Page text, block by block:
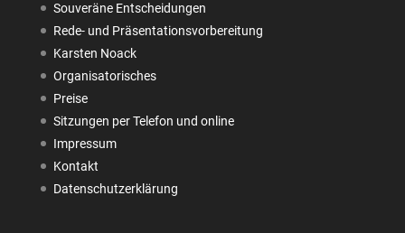
Souveräne Entscheidungen
Rede- und Präsentationsvorbereitung
Karsten Noack
Organisatorisches
Preise
Sitzungen per Telefon und online
Impressum
Kontakt
Datenschutzerklärung